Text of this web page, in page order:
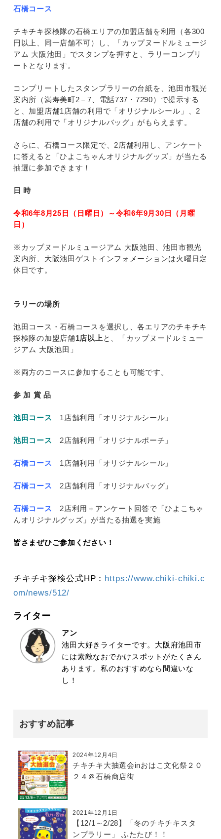
石橋コース
チキチキ探検隊の石橋エリアの加盟店舗を利用（各300
円以上、同一店舗不可）し、「カップヌードルミュージ
アム 大阪池田」でスタンプを押すと、ラリーコンプリ
ートとなります。
コンプリートしたスタンプラリーの台紙を、池田市観光
案内所（満寿美町2－7、電話737・7290）で提示する
と、加盟店舗1店舗の利用で「オリジナルシール」、2
店舗の利用で「オリジナルバッグ」がもらえます。
さらに、石橋コース限定で、2店舗利用し、アンケート
に答えると「ひよこちゃんオリジナルグッズ」が当たる
抽選に参加できます！
日 時
令和6年8月25日（日曜日）～令和6年9月30日（月曜
日）
※カップヌードルミュージアム 大阪池田、池田市観光
案内所、大阪池田ゲストインフォメーションは火曜日定
休日です。
ラリーの場所
池田コース・石橋コースを選択し、各エリアのチキチキ
探検隊の加盟店舗1店以上 と、「カップヌードルミュー
ジアム 大阪池田」
※両方のコースに参加することも可能です。
参 加 賞 品
池田コース 1店舗利用「オリジナルシール」
池田コース 2店舗利用「オリジナルポーチ」
石橋コース 1店舗利用「オリジナルシール」
石橋コース 2店舗利用「オリジナルバッグ」
石橋コース 2店利用＋アンケート回答で「ひよこちゃ
んオリジナルグッズ」が当たる抽選を実施
皆さまぜひご参加ください！
チキチキ探検公式HP： https://www.chiki-chiki.c
om/news/512/
ライター
アン
池田大好きライターです。大阪府池田市
には素敵なおでかけスポットがたくさん
あります。私のおすすめなら間違いな
し！
おすすめ記事
2024年12月4日
チキチキ大抽選会inおはこ文化祭２０
２４＠石橋商店街
2021年12月1日
【12/1～2/28】「冬のチキチキスタ
ンプラリー」 ふたたび！！